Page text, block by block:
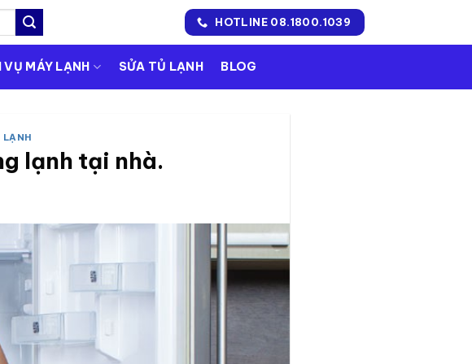
HOTLINE 08.1800.1039
VỤ MÁY LẠNH SỬA TỦ LẠNH BLOG
LẠNH
lạnh tại nhà.